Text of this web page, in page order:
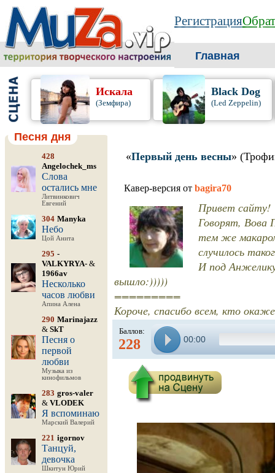
Регистрация
Главная
Искала
(Земфира)
Black Dog
(Led Zeppelin)
Песня дня
428
Angelochek_ms
Слова
остались мне
Литвинкович
Евгений
304 Manyka
Небо
Цой Анита
295 -
VALKYRYA- &
1966av
Несколько
часов любви
Апина Алена
290 Marinajazz
& SkT
Песня о
первой
любви
Музыка из
кинофильмов
283 gros-valer
& VLODEK
Я вспоминаю
Марский Валерий
221 igornov
Танцуй,
девочка
Шкитун Юрий
«Первый день весны»
Кавер-версия от bagira70
Привет сайту!
Говорят, Вова
тем же
случилось
И под
вышло:)))))
=========
Короче, спасибо всем, кто
Баллов:
228 00:00